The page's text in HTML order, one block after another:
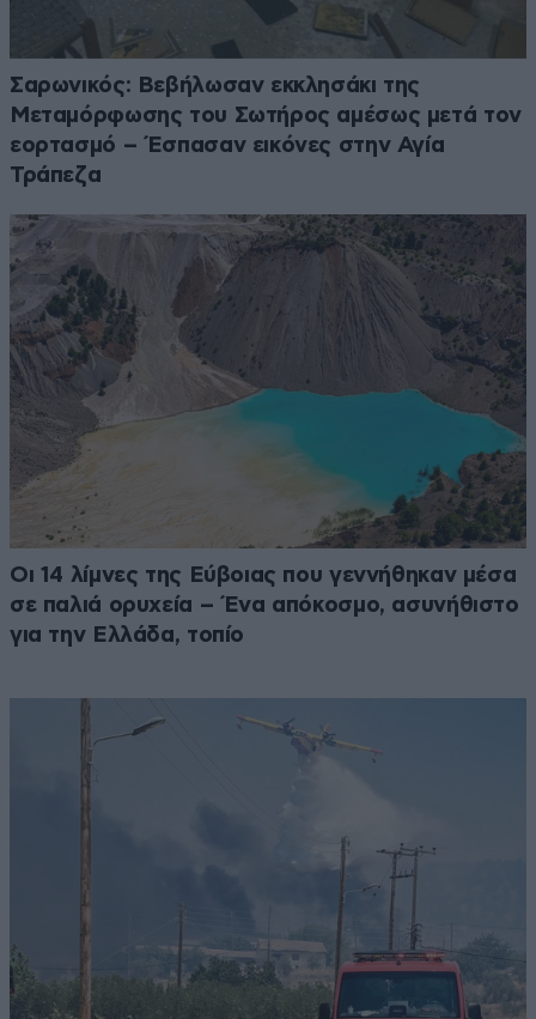
Σαρωνικός: Βεβήλωσαν εκκλησάκι της
Μεταμόρφωσης του Σωτήρος αμέσως μετά τον
εορτασμό – Έσπασαν εικόνες στην Αγία
Τράπεζα
Οι 14 λίμνες της Εύβοιας που γεννήθηκαν μέσα
σε παλιά ορυχεία – Ένα απόκοσμο, ασυνήθιστο
για την Ελλάδα, τοπίο